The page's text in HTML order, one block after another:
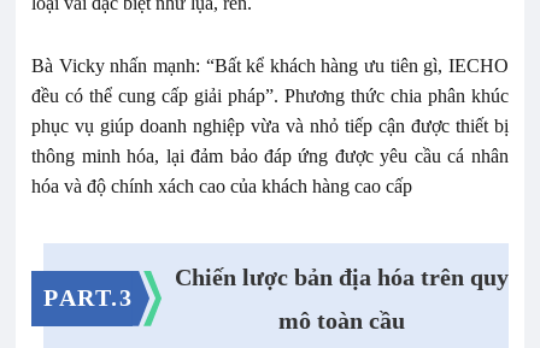
Bà Vicky nhấn mạnh: “Bất kể khách hàng ưu tiên gì, IECHO
đều có thể cung cấp giải pháp”. Phương thức chia phân khúc
phục vụ giúp doanh nghiệp vừa và nhỏ tiếp cận được thiết bị
thông minh hóa, lại đảm bảo đáp ứng được yêu cầu cá nhân
hóa và độ chính xách cao của khách hàng cao cấp
PART.3
Chiến lược bản địa hóa trên quy
mô toàn cầu